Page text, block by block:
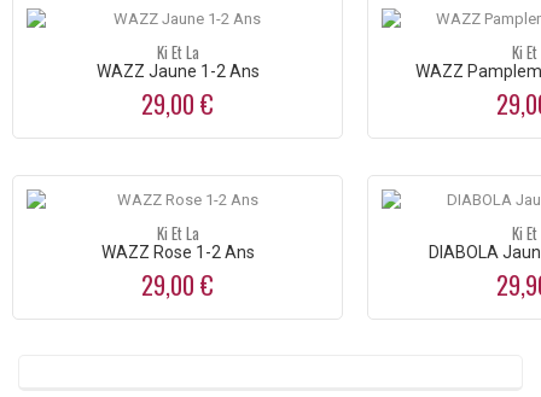
Ki Et La
WAZZ Jaune 1-2 Ans
29,00 €
Ki
WAZZ
Ki Et La
WAZZ Rose 1-2 Ans
29,00 €
Ki
DIABOLA